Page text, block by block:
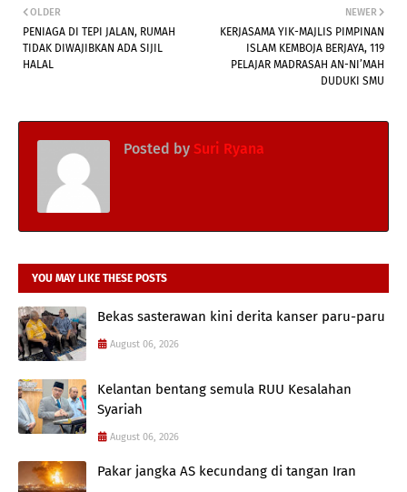
NEWER
KERJASAMA YIK-MAJLIS PIMPINAN
ISLAM KEMBOJA BERJAYA, 119
PELAJAR MADRASAH AN-NI’MAH
DUDUKI SMU
OLDER
PENIAGA DI TEPI JALAN, RUMAH
TIDAK DIWAJIBKAN ADA SIJIL
HALAL
Posted by Suri Ryana
YOU MAY LIKE THESE POSTS
Bekas sasterawan kini derita kanser paru-paru
August 06, 2026
Kelantan bentang semula RUU Kesalahan
Syariah
August 06, 2026
Pakar jangka AS kecundang di tangan Iran